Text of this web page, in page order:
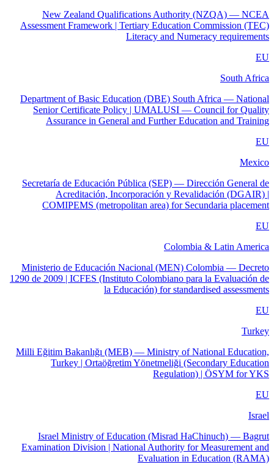
New Zealand Qualifications Authority (NZQA) — NCEA
Assessment Framework | Tertiary Education Commission (TEC)
Literacy and Numeracy requirements
EU
South Africa
Department of Basic Education (DBE) South Africa — National
Senior Certificate Policy | UMALUSI — Council for Quality
Assurance in General and Further Education and Training
EU
Mexico
Secretaría de Educación Pública (SEP) — Dirección General de
Acreditación, Incorporación y Revalidación (DGAIR) |
COMIPEMS (metropolitan area) for Secundaria placement
EU
Colombia & Latin America
Ministerio de Educación Nacional (MEN) Colombia — Decreto
1290 de 2009 | ICFES (Instituto Colombiano para la Evaluación de
la Educación) for standardised assessments
EU
Turkey
Milli Eğitim Bakanlığı (MEB) — Ministry of National Education,
Turkey | Ortaöğretim Yönetmeliği (Secondary Education
Regulation) | ÖSYM for YKS
EU
Israel
Israel Ministry of Education (Misrad HaChinuch) — Bagrut
Examination Division | National Authority for Measurement and
Evaluation in Education (RAMA)